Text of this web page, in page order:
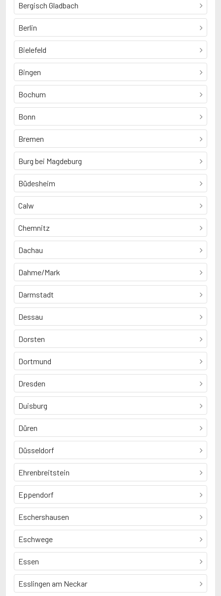
Bergisch Gladbach
Berlin
Bielefeld
Bingen
Bochum
Bonn
Bremen
Burg bei Magdeburg
Büdesheim
Calw
Chemnitz
Dachau
Dahme/Mark
Darmstadt
Dessau
Dorsten
Dortmund
Dresden
Duisburg
Düren
Düsseldorf
Ehrenbreitstein
Eppendorf
Eschershausen
Eschwege
Essen
Esslingen am Neckar